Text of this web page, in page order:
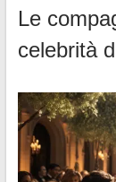
Le
celebrità